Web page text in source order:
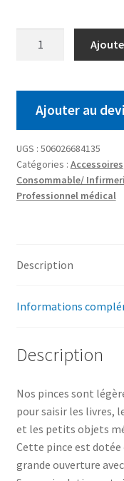
Ajouter au
UGS : 506026684135
Catégories : Accessoires
Consommable/
Professionnel médical
Description
Informations
Description
Nos pinces sont
pour saisir les livres,
et les petits objets
Cette pince est
grande ouverture